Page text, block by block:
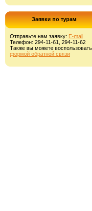
Заявки по турам
Отправьте нам заявку: E-mail
Телефон: 294-11-61, 294-11-62
Также вы можете
формой обратной связи